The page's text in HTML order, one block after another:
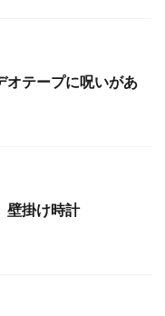
オテープに呪いがあ
壁掛け時計